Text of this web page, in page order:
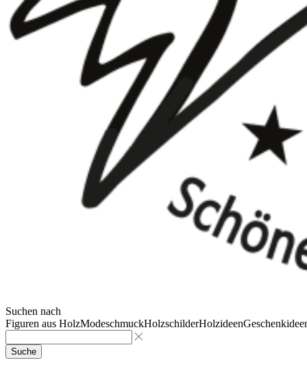
Suchen nach
Figuren aus HolzModeschmuckHolzschilderHolzideen
Suche